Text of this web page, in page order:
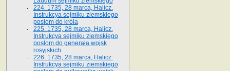
224. 1735, 28 marca, Halicz.
Instrukcya sejmiku ziemskiego
posłom do króla
225. 1735, 28 marca, Halicz.
Instrukcya sejmiku ziemskiego
posłom do generała wojsk
rosyjskich
226. 1735, 28 marca, Halicz.
Instrukcya sejmiku ziemskiego